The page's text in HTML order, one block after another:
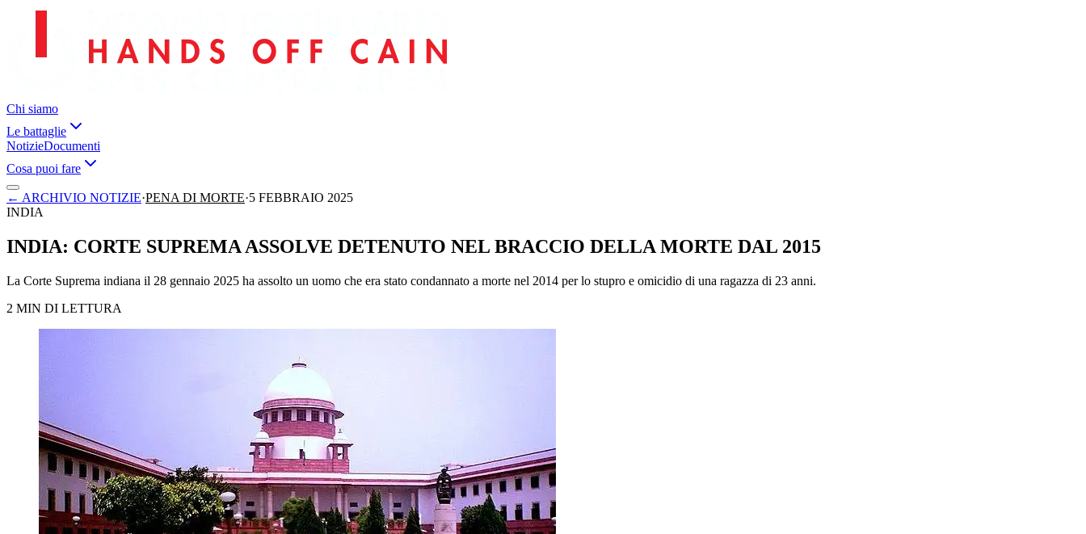
Chi siamo
Le battaglie
NotizieDocumenti
Cosa puoi fare
← ARCHIVIO NOTIZIE·PENA DI MORTE·5 FEBBRAIO 2025
INDIA
INDIA: CORTE SUPREMA ASSOLVE DETENUTO NEL BRACCIO DELLA MORTE DAL 2015
La Corte Suprema indiana il 28 gennaio 2025 ha assolto un uomo che era stato condannato a morte nel 2014 per lo stupro e omicidio di una ragazza di 23 anni.
2 MIN DI LETTURA